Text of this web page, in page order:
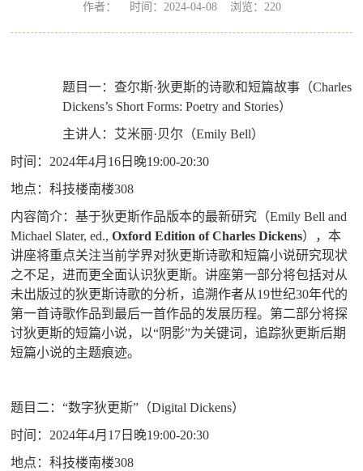
作者： 时间：2024-04-08 浏览： 220
题目一：查尔斯·狄更斯的诗歌和短篇故事 （Charles
Dickens’s Short Forms: Poetry and Stories）
主讲人： 艾米丽·贝尔（Emily Bell）
时间： 2024年4月 16 日晚19:00-20:30
地点：科技楼南楼308
内容简介：基于狄更斯作品版本的最新研究（Emily Bell and
Michael Slater, ed.,Oxford Edition of Charles Dickens），本
讲座将重点关注当前学界对狄更斯诗歌和短篇小说研究现状
之不足，进而更全面认识狄更斯。讲座第一部分将包括对从
未出版过的狄更斯诗歌的分析，追溯作者从19世纪30年代的
第一首诗歌作品到最后一首作品的发展历程。第二部分将探
讨狄更斯的短篇小说，以“阴影”为关键词，追踪狄更斯后期
短篇小说的主题痕迹。
题目二 ：“数字狄更斯” （Digital Dickens）
时间： 2024年4月 17 日晚19:00-20:30
地点：科技楼南楼308